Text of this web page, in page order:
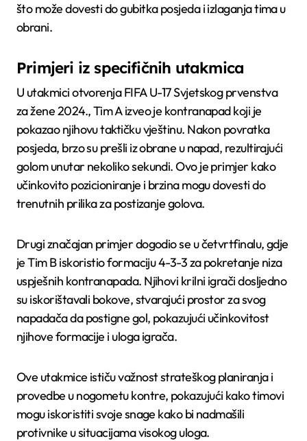
što može dovesti do gubitka posjeda i izlaganja tima u
obrani.
Primjeri iz specifičnih utakmica
U utakmici otvorenja FIFA U-17 Svjetskog prvenstva
za žene 2024., Tim A izveo je kontranapad koji je
pokazao njihovu taktičku vještinu. Nakon povratka
posjeda, brzo su prešli iz obrane u napad, rezultirajući
golom unutar nekoliko sekundi. Ovo je primjer kako
učinkovito pozicioniranje i brzina mogu dovesti do
trenutnih prilika za postizanje golova.
Drugi značajan primjer dogodio se u četvrtfinalu, gdje
je Tim B iskoristio formaciju 4-3-3 za pokretanje niza
uspješnih kontranapada. Njihovi krilni igrači dosljedno
su iskorištavali bokove, stvarajući prostor za svog
napadača da postigne gol, pokazujući učinkovitost
njihove formacije i uloga igrača.
Ove utakmice ističu važnost strateškog planiranja i
provedbe u nogometu kontre, pokazujući kako timovi
mogu iskoristiti svoje snage kako bi nadmašili
protivnike u situacijama visokog uloga.